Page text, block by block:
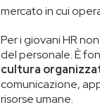
mercato in cui
Per i giovani HR
del personale. È
cultura
comunicazione,
risorse umane.